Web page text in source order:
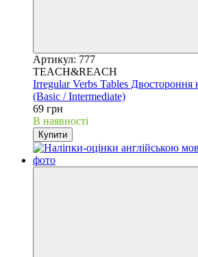
Артикул: 777
TEACH&REACH
Irregular Verbs Tables Двостороння
(Basic / Intermediate)
69 грн
В наявності
Купити